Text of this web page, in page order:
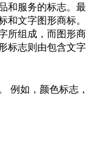
和服务的标志。最
和文字图形商标。
所组成，而图形商
标志则由包含文字
例如，颜色标志，